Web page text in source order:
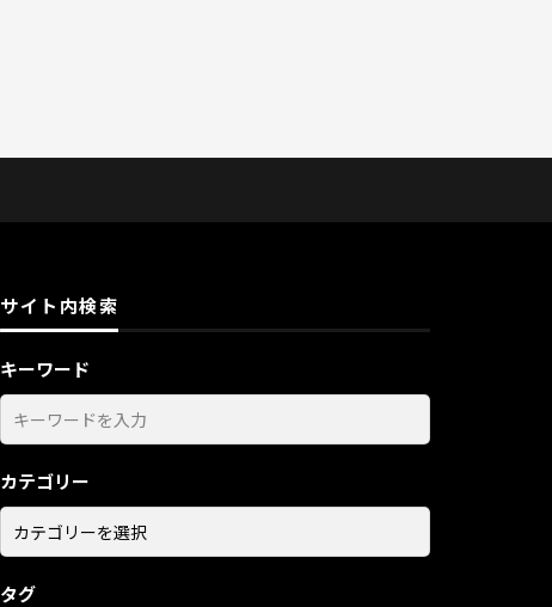
サイト内検索
キーワード
カテゴリー
タグ